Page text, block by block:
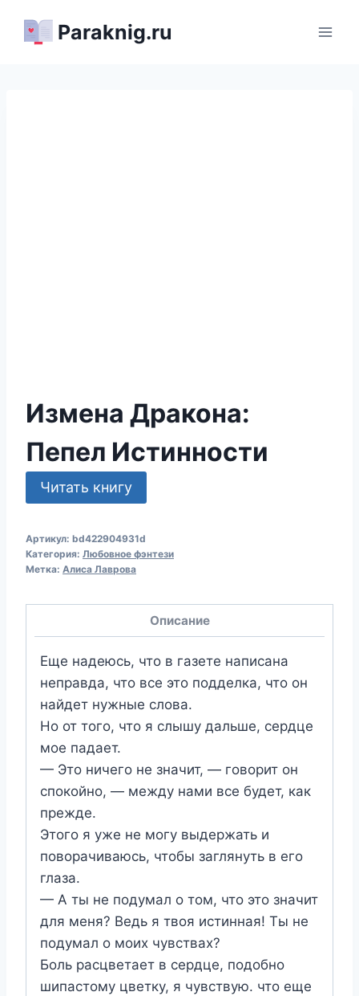
Paraknig.ru
Измена Дракона:
Пепел Истинности
Читать книгу
Артикул: bd422904931d
Категория: Любовное фэнтези
Метка: Алиса Лаврова
Описание
Еще надеюсь, что в газете написана
неправда, что все это подделка, что он
найдет нужные слова.
Но от того, что я слышу дальше, сердце
мое падает.
— Это ничего не значит, — говорит он
спокойно, — между нами все будет, как
прежде.
Этого я уже не могу выдержать и
поворачиваюсь, чтобы заглянуть в его
глаза.
— А ты не подумал о том, что это значит
для меня? Ведь я твоя истинная! Ты не
подумал о моих чувствах?
Боль расцветает в сердце, подобно
шипастому цветку, я чувствую. что еще